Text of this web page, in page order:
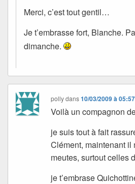
Merci, c’est tout gentil…
Je t’embrasse fort, Blanche.
dimanche.
pollydans10/03/2009 à 05:57
Voilà un compagnon
je suis tout à fait
Clément, maintenant
meutes, surtout celles
je t’embrase